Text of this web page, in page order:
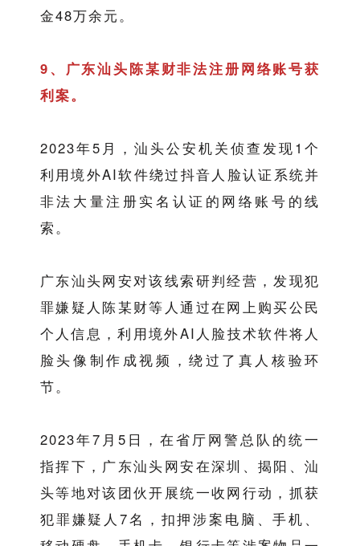
金48万余元。
9、广东汕头陈某财非法注册网络账号获
利案。
2023年5月，汕头公安机关侦查发现1个
利用境外AI软件绕过抖音人脸认证系统并
非法大量注册实名认证的网络账号的线
索。
广东汕头网安对该线索研判经营，发现犯
罪嫌疑人陈某财等人通过在网上购买公民
个人信息，利用境外AI人脸技术软件将人
脸头像制作成视频，绕过了真人核验环
节。
2023年7月5日，在省厅网警总队的统一
指挥下，广东汕头网安在深圳、揭阳、汕
头等地对该团伙开展统一收网行动，抓获
犯罪嫌疑人7名，扣押涉案电脑、手机、